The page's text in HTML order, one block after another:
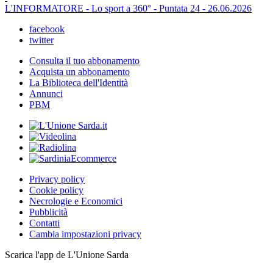
L'INFORMATORE - Lo sport a 360° - Puntata 24 - 26.06.2026
facebook
twitter
Consulta il tuo abbonamento
Acquista un abbonamento
La Biblioteca dell'Identità
Annunci
PBM
Privacy policy
Cookie policy
Necrologie e Economici
Pubblicità
Contatti
Cambia impostazioni privacy
Scarica l'app de L'Unione Sarda